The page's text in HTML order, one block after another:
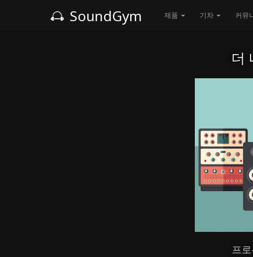
SoundGym 제품 기차 커뮤
더
프